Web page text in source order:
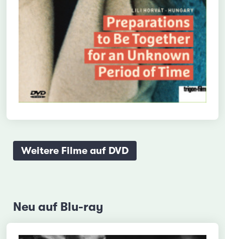
Weitere Filme auf DVD
Neu auf Blu-ray